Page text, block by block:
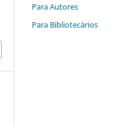
Para Autores
Para Bibliotecários